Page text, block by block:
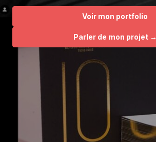
Voir mon portfolio
Parler de mon projet →